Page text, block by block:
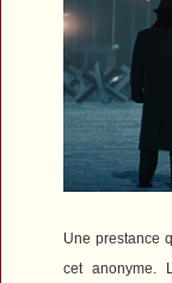
Une prestance
cet anonyme.